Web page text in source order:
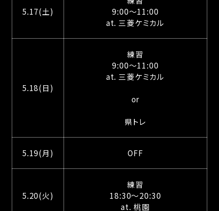
5.17(土)
9:00～11:00
at. 三菱ケミカル
5.18(日)
練習
9:00～11:00
at. 三菱ケミカル
or
県トレ
5.19(月) OFF
5.20(火)
練習
18:30～20:30
at. 桃園